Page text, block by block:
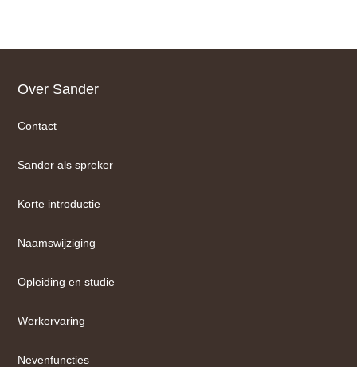
Footer
Over Sander
Contact
Sander als spreker
Korte introductie
Naamswijziging
Opleiding en studie
Werkervaring
Nevenfuncties